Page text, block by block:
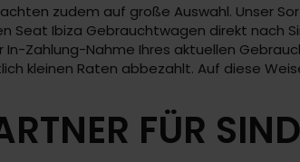
zudem auf große Auswahl. Unser
Seat Ibiza Gebrauchtwagen direkt nach
Zahlung-Nahme Ihres aktuellen
kleinen Raten abbezahlt. Auf diese
FÜR